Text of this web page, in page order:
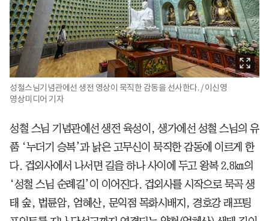
성철스님기념관에선 생전 영상이 묵직한 감동을 선사한다. / 이신영
영상미디어 기자
성철 스님 기념관에선 생전 육성이, 생가에선 성철 스님의 유
품 ‘누더기 승복’과 낡은 고무신이 묵직한 감동에 이르게 한
다. 겁외사에서 나서면 길을 하나 사이에 두고 왕복 2.8㎞의
‘성철 스님 순례길’이 이어진다. 겁외사를 시작으로 묵곡 생
태 숲, 법륜암, 엄혜산, 문익점 목화시배지, 경호강 래프팅